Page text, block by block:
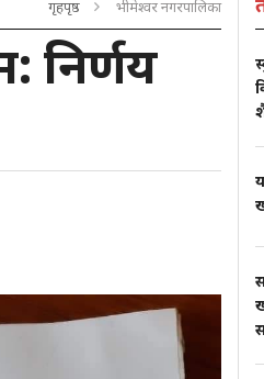
गृहपृष्ठ भीमेश्वर नगरपालिका
निर्णय